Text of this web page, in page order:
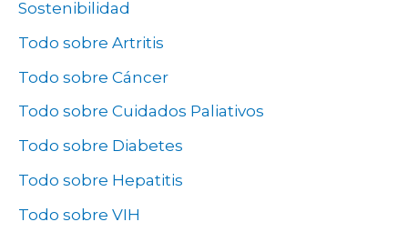
Sostenibilidad
Todo sobre Artritis
Todo sobre Cáncer
Todo sobre Cuidados Paliativos
Todo sobre Diabetes
Todo sobre Hepatitis
Todo sobre VIH